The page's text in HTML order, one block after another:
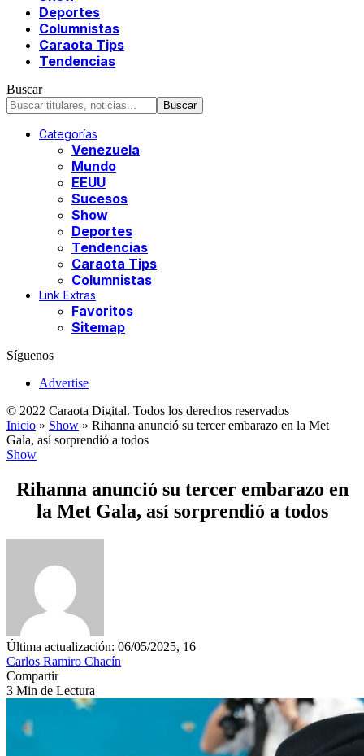
Deportes
Columnistas
Caraota Tips
Tendencias
Buscar
Categorías
Venezuela
Mundo
EEUU
Sucesos
Show
Deportes
Tendencias
Caraota Tips
Columnistas
Link Extras
Favoritos
Sitemap
Síguenos
Advertise
© 2022 Caraota Digital. Todos los derechos reservados
Inicio » Show » Rihanna anunció su tercer embarazo en la Met
Gala, así sorprendió a todos
Show
Rihanna anunció su tercer embarazo en
la Met Gala, así sorprendió a todos
Última actualización: 06/05/2025, 16
Carlos Ramiro Chacín
Compartir
3 Min de Lectura